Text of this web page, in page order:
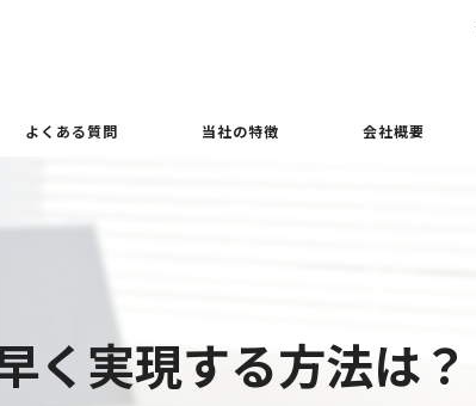
よくある質問 当社の特徴
立ち退き
会社概要
く実現する方法は？